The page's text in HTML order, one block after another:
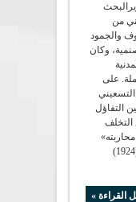
من
والجمود
وكان
على
التفاؤل
التخلف
أثارت أفكار المطران غريغوار حداد (1924)
القراءة »